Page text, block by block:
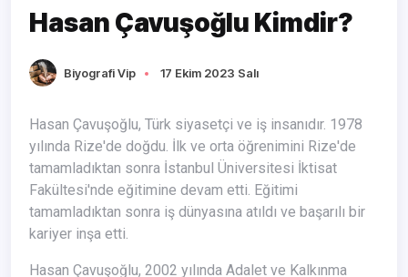
Hasan Çavuşoğlu Kimdir?
Biyografi Vip 17 Ekim 2023 Salı
Hasan Çavuşoğlu, Türk siyasetçi ve iş insanıdır. 1978
yılında Rize'de doğdu. İlk ve orta öğrenimini Rize'de
tamamladıktan sonra İstanbul Üniversitesi İktisat
Fakültesi'nde eğitimine devam etti. Eğitimi
tamamladıktan sonra iş dünyasına atıldı ve başarılı bir
kariyer inşa etti.
Hasan Çavuşoğlu, 2002 yılında Adalet ve Kalkınma